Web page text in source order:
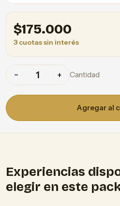
$175.000
3 cuotas sin interés
− + Cantidad
Agregar al
Experiencias
elegir en este